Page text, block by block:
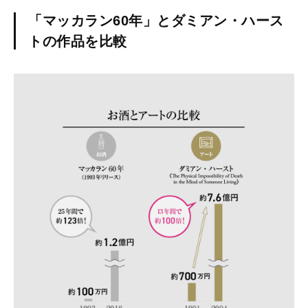
「マッカラン60年」とダミアン・ハース
トの作品を比較